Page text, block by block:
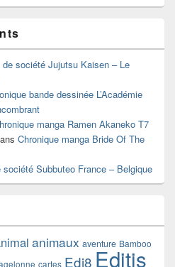
de société Jujutsu Kaisen – Le
bande dessinée L’Académie
manga Ramen Akaneko T7
Chronique manga Bride Of The
société Subbuteo France – Belgique
animaux aventure Bamboo
cartes Edi8 Editis